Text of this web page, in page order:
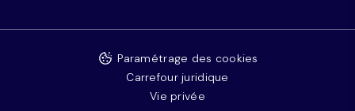
Paramétrage des cookies
Carrefour juridique
Vie privée